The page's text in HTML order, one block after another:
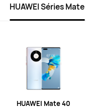
HUAWEI Séries Mate
HUAWEI Mate 40